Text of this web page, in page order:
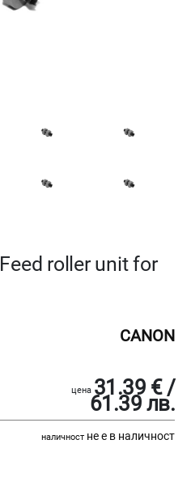
roller unit for
CANON
цена 31.39 € /
61.39 лв.
наличност не е в наличност